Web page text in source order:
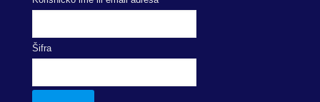
Šifra